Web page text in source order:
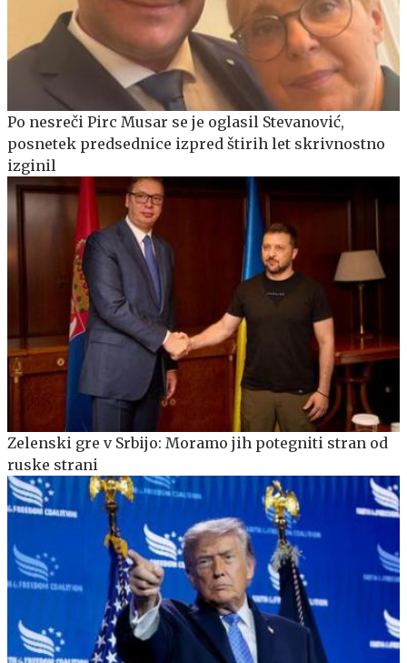
Po nesreči Pirc Musar se je oglasil Stevanović,
posnetek predsednice izpred štirih let skrivnostno
izginil
Zelenski gre v Srbijo: Moramo jih potegniti stran od
ruske strani